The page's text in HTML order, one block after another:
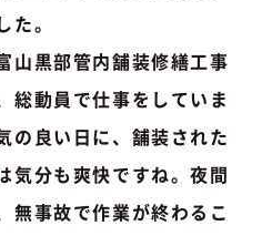
。
山黒部管内舗装修繕工事
総動員で仕事をしていま
の良い日に、舗装された
気分も爽快ですね。夜間
無事故で作業が終わるこ